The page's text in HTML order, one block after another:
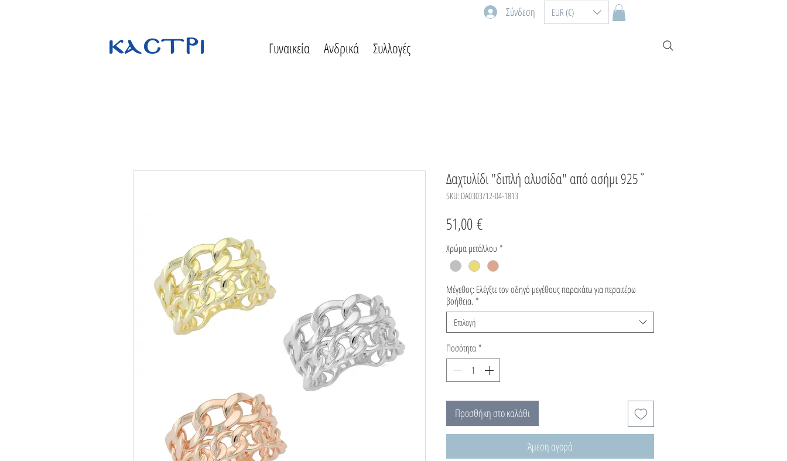
Σύνδεση EUR (€)
Γυναικεία Ανδρικά Συλλογές
Δαχτυλίδι "διπλή αλυσίδα" από ασήμι 925˚
SKU: DA0303/12-04-1813
51,00 €Τιμή
Χρώμα μετάλλου *
Μέγεθος: Ελέγξτε τον οδηγό μεγέθους παρακάτω για περαιτέρω
βοήθεια. *
Επιλογή
Ποσότητα *
Προσθήκη στο καλάθι
Άμεση αγορά